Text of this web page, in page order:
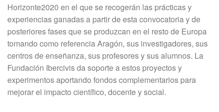
Horizonte2020 en el que se recogerán las prácticas y
experiencias ganadas a partir de esta convocatoria y de
posteriores fases que se produzcan en el resto de Europa
tomando como referencia Aragón, sus investigadores, sus
centros de enseñanza, sus profesores y sus alumnos. La
Fundación Ibercivis da soporte a estos proyectos y
experimentos aportando fondos complementarios para
mejorar el impacto científico, docente y social.